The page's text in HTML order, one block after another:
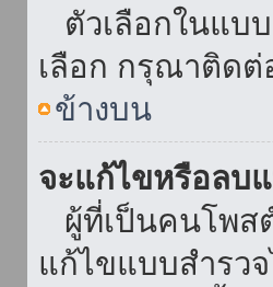
ตัวเลือกในแบ
เลือก กรุณาติด
ข้างบน
จะแก้ไขหรือลบ
ผู้ที่เป็นคนโพส
แก้ไขแบบสำรว